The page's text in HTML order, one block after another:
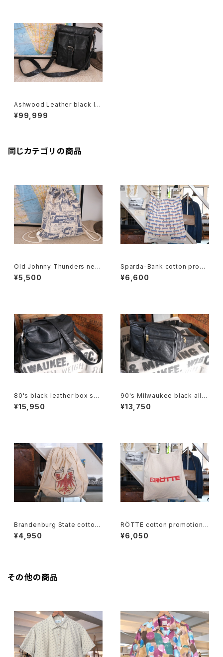
Ashwood Leather black le
ather shoulder Bag
¥99,999
同じカテゴリの商品
Old Johnny Thunders new
spaper printed canvas Kna
psack
¥5,500
Sparda-Bank cotton prom
otional shoulder Bag
¥6,600
80's black leather box sho
ulder Bag w/ tassel accent
¥15,950
90's Milwaukee black all-l
eather fanny Pack
¥13,750
Brandenburg State cotton
souvenir drawstring Bag
¥4,950
RÖTTE cotton promotional
shoulder Bag
¥6,050
その他の商品